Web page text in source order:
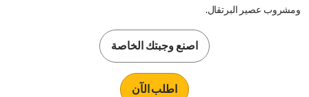
ومشروب عصير البرتقال.
اصنع وجبتك الخاصة
اطلب الآن